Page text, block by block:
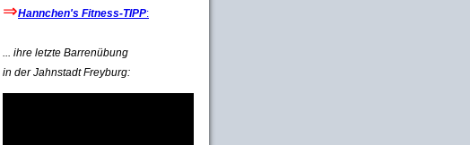
⇒Hannchen's Fitness-TIPP:
... ihre letzte Barrenübung
in der Jahnstadt Freyburg: